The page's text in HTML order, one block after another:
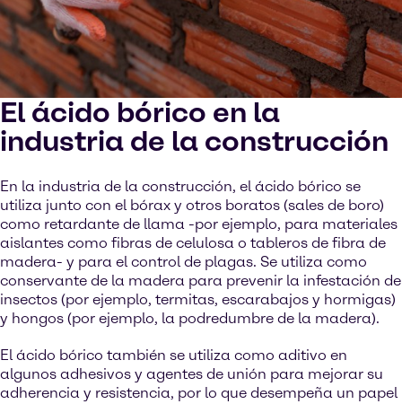
El ácido bórico en la
industria de la construcción
En la industria de la construcción, el ácido bórico se
utiliza junto con el bórax y otros boratos (sales de boro)
como retardante de llama -por ejemplo, para materiales
aislantes como fibras de celulosa o tableros de fibra de
madera- y para el control de plagas. Se utiliza como
conservante de la madera para prevenir la infestación de
insectos (por ejemplo, termitas, escarabajos y hormigas)
y hongos (por ejemplo, la podredumbre de la madera).
El ácido bórico también se utiliza como aditivo en
algunos adhesivos y agentes de unión para mejorar su
adherencia y resistencia, por lo que desempeña un papel